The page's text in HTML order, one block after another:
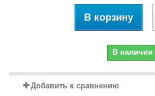
В корзину
В наличии
Добавить к сравнению